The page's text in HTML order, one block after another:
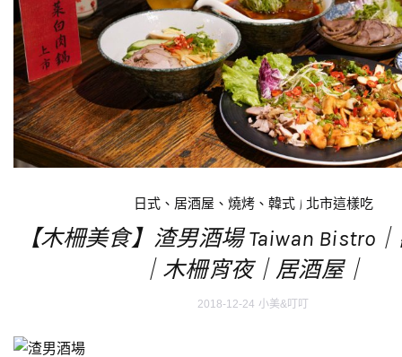
日式、居酒屋、燒烤、韓式| 北市這樣吃
【木柵美食】渣男酒場 Taiwan Bistro
｜木柵宵夜｜居酒屋｜
2018-12-24 小美&叮叮